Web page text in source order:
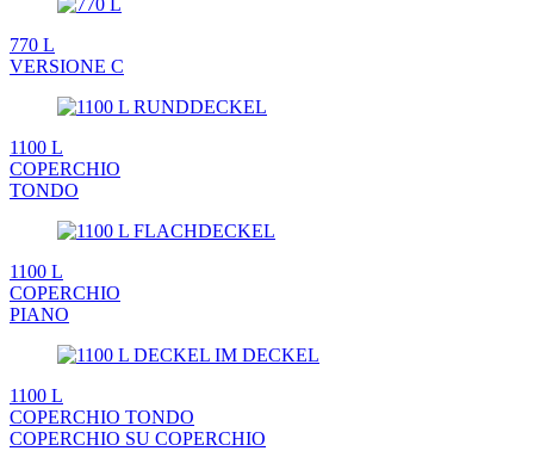
770 L
VERSIONE C
1100 L
COPERCHIO
TONDO
1100 L
COPERCHIO
PIANO
1100 L
COPERCHIO TONDO
COPERCHIO SU COPERCHIO